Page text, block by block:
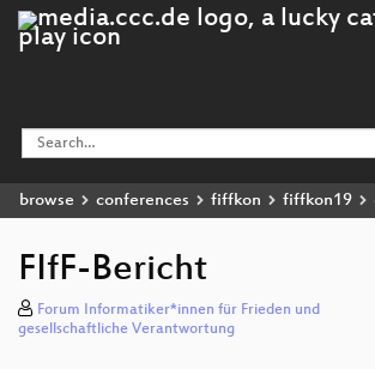
browse conferences fiffkon fiffkon19
FIfF-Bericht
Forum Informatiker*innen für Frieden und
gesellschaftliche Verantwortung